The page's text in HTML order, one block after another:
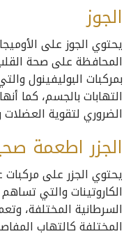
الجوز
المحافظة على صحة القلب
بمركبات البوليفينول
التهابات بالجسم، كما
الضروري لتقوية
الجزر اطعمة
يحتوي الجزر على مركبات
الكاروتينات والتي
السرطانية المختلفة،
المختلفة كالتهاب